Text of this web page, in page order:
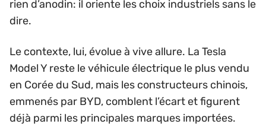
rien d’anodin: il oriente les choix industriels sans le
dire.
Le contexte, lui, évolue à vive allure. La Tesla
Model Y reste le véhicule électrique le plus vendu
en Corée du Sud, mais les constructeurs chinois,
emmenés par BYD, comblent l’écart et figurent
déjà parmi les principales marques importées.